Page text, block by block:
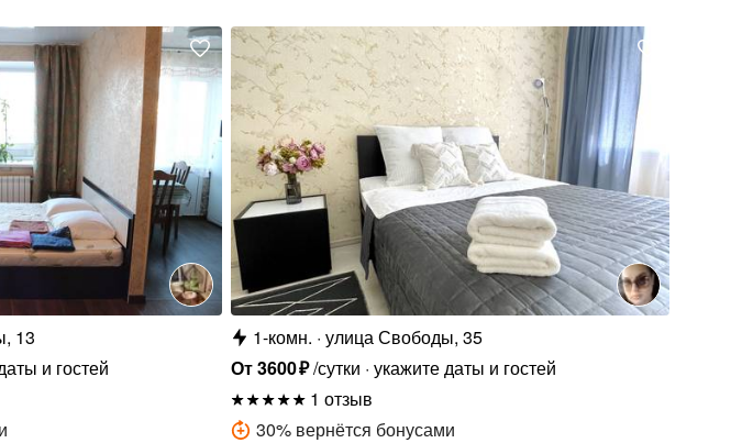
13
и гостей
1-комн. улица Свободы, 35
От3600₽/сутки укажите даты и гостей
1 отзыв
30% вернётся бонусами